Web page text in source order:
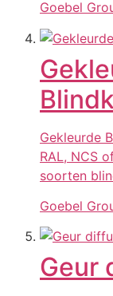
Goebel
Gekleurde
RAL, NCS
soorten
Goebel
Geur